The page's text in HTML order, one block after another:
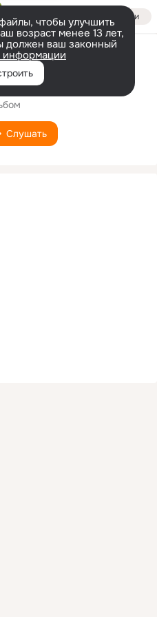
Войти
чтобы улучшить
возраст менее 13 лет,
должен ваш законный
Tariq Ali
Слушать